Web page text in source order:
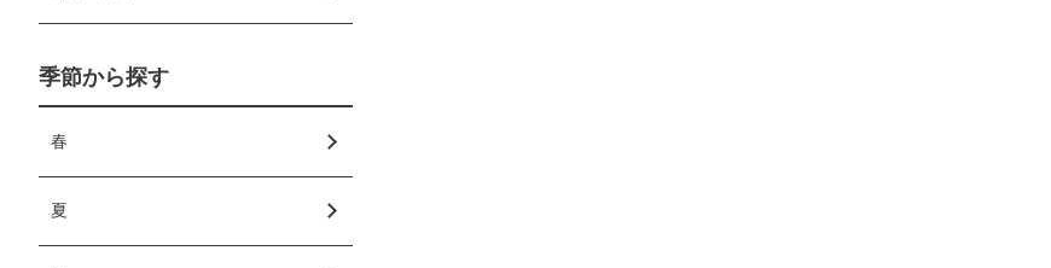
季節から探す
春
夏